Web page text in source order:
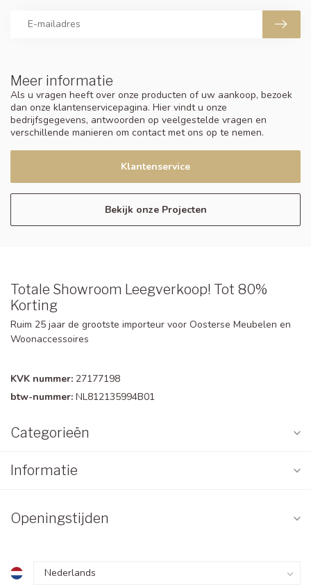
Meer informatie
Als u vragen heeft over onze producten of uw aankoop, bezoek
dan onze klantenservicepagina. Hier vindt u onze
bedrijfsgegevens, antwoorden op veelgestelde vragen en
verschillende manieren om contact met ons op te nemen.
Klantenservice
Bekijk onze Projecten
Totale Showroom Leegverkoop! Tot 80%
Korting
Ruim 25 jaar de grootste importeur voor Oosterse Meubelen en
Woonaccessoires
KVK nummer: 27177198
btw-nummer: NL812135994B01
Categorieën
Informatie
Openingstijden